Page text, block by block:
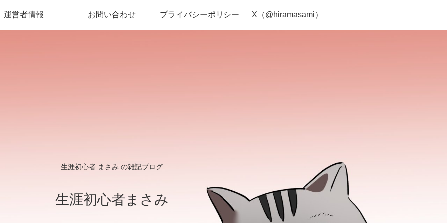
生涯初心者 まさみ の雑記ブログ
生涯初心者まさみ
運営者情報 お問い合わせ プライバシーポリシー X（@hiramasami）